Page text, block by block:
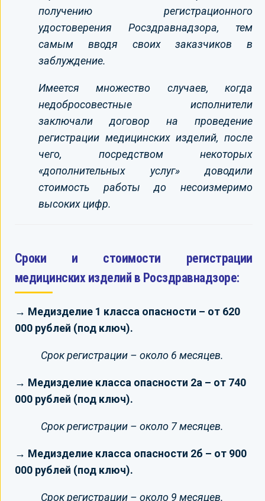
получению регистрационного
удостоверения Росздравнадзора, тем
самым вводя своих заказчиков в
заблуждение.
Имеется множество случаев, когда
недобросовестные исполнители
заключали договор на проведение
регистрации медицинских изделий, после
чего, посредством некоторых
«дополнительных услуг» доводили
стоимость работы до несоизмеримо
высоких цифр.
Сроки и стоимости регистрации
медицинских изделий в Росздравнадзоре:
→ Медизделие 1 класса опасности – от 620
000 рублей (под ключ).
Срок регистрации – около 6 месяцев.
→ Медизделие класса опасности 2а – от 740
000 рублей (под ключ).
Срок регистрации – около 7 месяцев.
→ Медизделие класса опасности 2б – от 900
000 рублей (под ключ).
Срок регистрации – около 9 месяцев.